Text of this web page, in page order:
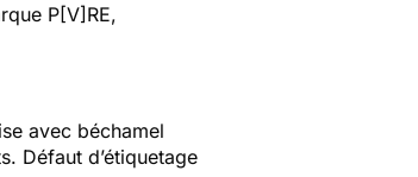
P[V]RE,
avec béchamel
Défaut d’étiquetage